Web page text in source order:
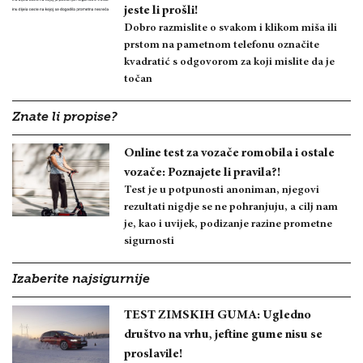
jeste li prošli!
Dobro razmislite o svakom i klikom miša ili
prstom na pametnom telefonu označite
kvadratić s odgovorom za koji mislite da je
točan
Znate li propise?
Online test za vozače romobila i ostale
vozače: Poznajete li pravila?!
Test je u potpunosti anoniman, njegovi
rezultati nigdje se ne pohranjuju, a cilj nam
je, kao i uvijek, podizanje razine prometne
sigurnosti
Izaberite najsigurnije
TEST ZIMSKIH GUMA: Ugledno
društvo na vrhu, jeftine gume nisu se
proslavile!